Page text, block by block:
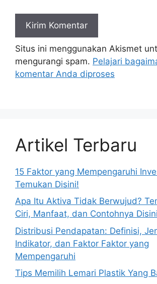
Situs ini menggunakan Akismet
mengurangi spam. Pelajari
komentar Anda diproses
Artikel Terbaru
15 Faktor yang Mempengaruhi
Temukan Disini!
Apa Itu Aktiva Tidak Berwujud?
Ciri, Manfaat, dan Contohnya
Distribusi Pendapatan: Definisi,
Indikator, dan Faktor Faktor yang
Mempengaruhi
Tips Memilih Lemari Plastik Yang